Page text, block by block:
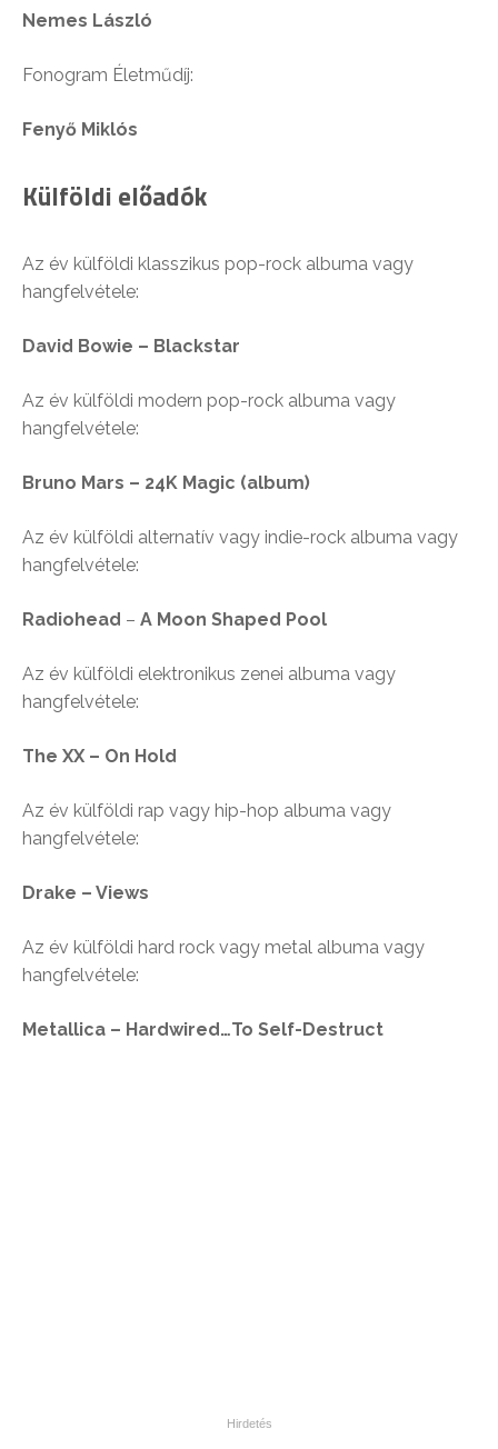
Nemes László
Fonogram Életműdíj:
Fenyő Miklós
Külföldi előadók
Az év külföldi klasszikus pop-rock albuma vagy
hangfelvétele:
David Bowie – Blackstar
Az év külföldi modern pop-rock albuma vagy
hangfelvétele:
Bruno Mars – 24K Magic (album)
Az év külföldi alternatív vagy indie-rock albuma vagy
hangfelvétele:
Radiohead – A Moon Shaped Pool
Az év külföldi elektronikus zenei albuma vagy
hangfelvétele:
The XX – On Hold
Az év külföldi rap vagy hip-hop albuma vagy
hangfelvétele:
Drake – Views
Az év külföldi hard rock vagy metal albuma vagy
hangfelvétele:
Metallica – Hardwired…To Self-Destruct